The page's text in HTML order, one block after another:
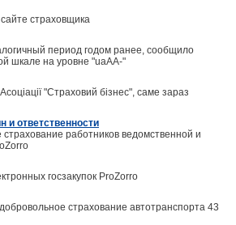
страховщика
период годом ранее, сообщило
шкале на уровне "uaAА-"
"Страховий бізнес", саме зараз
ответственности
работников ведомственной и
госзакупок ProZorro
страхование автотранспорта 43